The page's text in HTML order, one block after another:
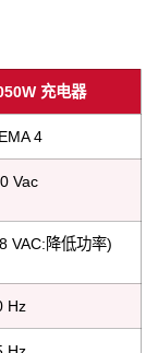
充电器
4
Vac
VAC:降低功率)
Hz